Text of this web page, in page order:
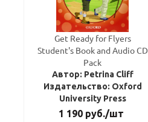
Get Ready for Flyers
Student's Book and Audio CD
Pack
Автор: Petrina Cliff
Издательство: Oxford
University Press
1 190 руб./шт